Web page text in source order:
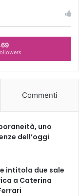
Commenti
uno
dell’oggi
intitola due sale
a Caterina